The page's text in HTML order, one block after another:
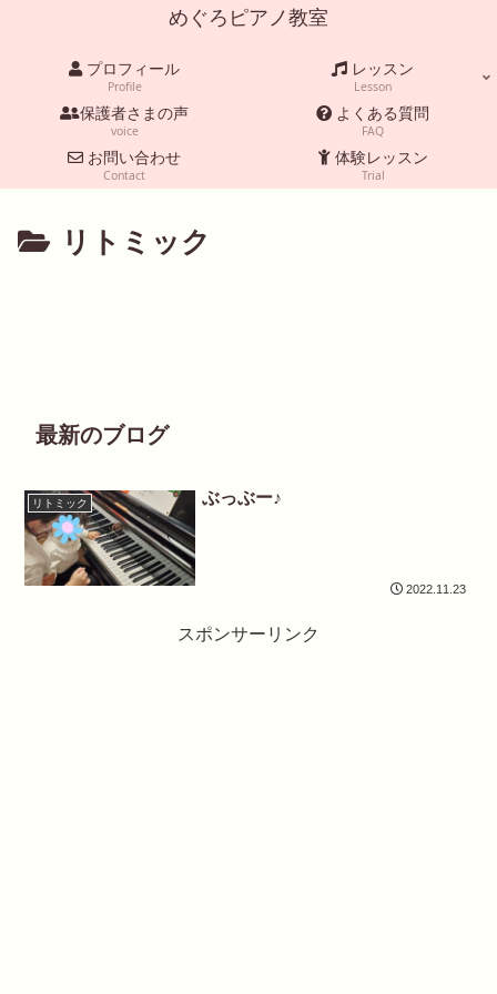
めぐろピアノ教室
プロフィール
Profile
レッスン
Lesson
保護者さまの声
voice
よくある質問
FAQ
お問い合わせ
Contact
体験レッスン
Trial
リトミック
最新のブログ
リトミック ぶっぶー♪
2022.11.23
スポンサーリンク